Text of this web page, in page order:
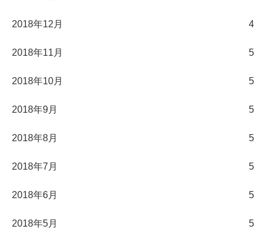
2018年12月 4
2018年11月 5
2018年10月 5
2018年9月 5
2018年8月 5
2018年7月 5
2018年6月 5
2018年5月 5